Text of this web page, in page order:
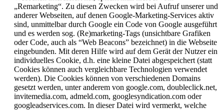
„Remarketing“. Zu diesen Zwecken wird bei Aufruf unserer und
anderer Webseiten, auf denen Google-Marketing-Services aktiv
sind, unmittelbar durch Google ein Code von Google ausgeführt
und es werden sog. (Re)marketing-Tags (unsichtbare Grafiken
oder Code, auch als “Web Beacons” bezeichnet) in die Webseite
eingebunden. Mit deren Hilfe wird auf dem Gerät der Nutzer ein
individuelles Cookie, d.h. eine kleine Datei abgespeichert (statt
Cookies können auch vergleichbare Technologien verwendet
werden). Die Cookies können von verschiedenen Domains
gesetzt werden, unter anderem von google.com, doubleclick.net,
invitemedia.com, admeld.com, googlesyndication.com oder
googleadservices.com. In dieser Datei wird vermerkt, welche